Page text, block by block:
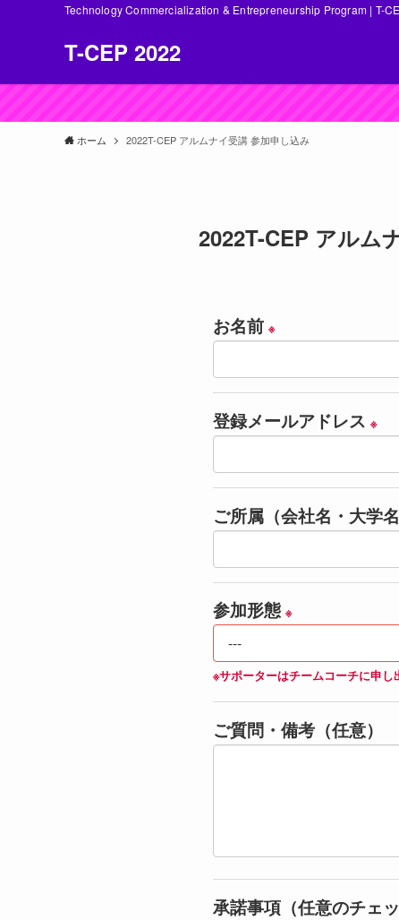
Technology Commercialization & Entrepreneurship Program | T-
T-CEP 2022
ホーム 2022T-CEP アルムナイ受講 参加申し込み
2022T-CEP アルム
お名前 ※
登録メールアドレス ※
ご所属（会社名・大学
参加形態 ※
※サポーターはチームコーチに申
ご質問・備考（任意）
承諾事項（任意のチェ